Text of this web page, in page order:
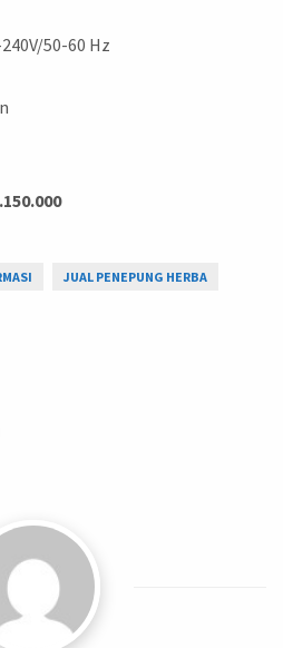
50-60 Hz
JUAL PENEPUNG HERBA